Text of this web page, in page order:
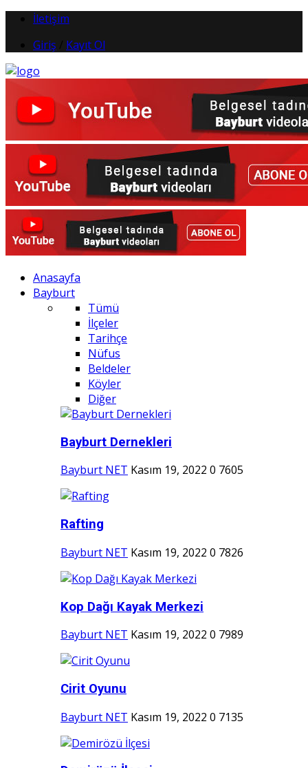
İletişim
Giriş
Kayıt Ol
Anasayfa
Bayburt
Tümü
İlçeler
Tarihçe
Nüfus
Beldeler
Köyler
Diğer
Bayburt Dernekleri
Bayburt NET Kasım 19, 2022 0 7605
Rafting
Bayburt NET Kasım 19, 2022 0 7826
Kop Dağı Kayak Merkezi
Bayburt NET Kasım 19, 2022 0 7989
Cirit Oyunu
Bayburt NET Kasım 19, 2022 0 7135